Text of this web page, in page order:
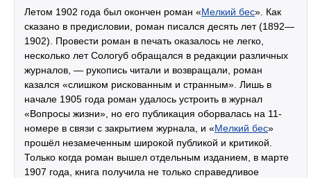
Летом 1902 года был окончен роман «Мелкий бес». Как
сказано в предисловии, роман писался десять лет (1892—
1902). Провести роман в печать оказалось не легко,
несколько лет Сологуб обращался в редакции различных
журналов, — рукопись читали и возвращали, роман
казался «слишком рискованным и странным». Лишь в
начале 1905 года роман удалось устроить в журнал
«Вопросы жизни», но его публикация оборвалась на 11-
номере в связи с закрытием журнала, и «Мелкий бес»
прошёл незамеченным широкой публикой и критикой.
Только когда роман вышел отдельным изданием, в марте
1907 года, книга получила не только справедливое